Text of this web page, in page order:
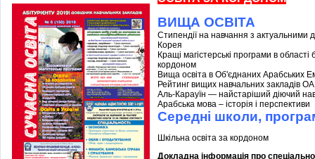
ВИЩА ОСВІТА
Стипендії на навчання з актуальними
Корея
Кращі магістерські програми в області
кордоном
Вища освіта в Об'єднаних Арабських
Рейтинг вищих навчальних закладів
Аль-Карауїн — найстаріший діючий
Арабська мова – історія і перспективи
Середні школи,
Шкільна освіта за кордоном
Докладна інформація про